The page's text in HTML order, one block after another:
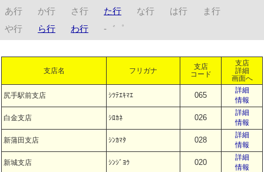
あ行 か行 さ行 た行 な行 は行
ま行
や行
ら行 わ行 -゛゜
支店名 フリガナ
支店
コード
支店
詳細
画面へ
尻手駅前支店 ｼﾂﾃｴｷﾏｴ 065
詳細
情報
白金支店 ｼﾛｶﾈ 026
詳細
情報
新蒲田支店 ｼﾝｶﾏﾀ 028
詳細
情報
新城支店 ｼﾝｼﾞﾖｳ 020
詳細
情報